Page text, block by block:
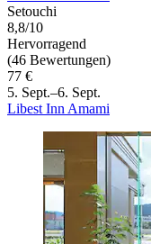
Setouchi
8,8/10
Hervorragend
(46 Bewertungen)
77 €
5. Sept.–6. Sept.
Libest Inn Amami